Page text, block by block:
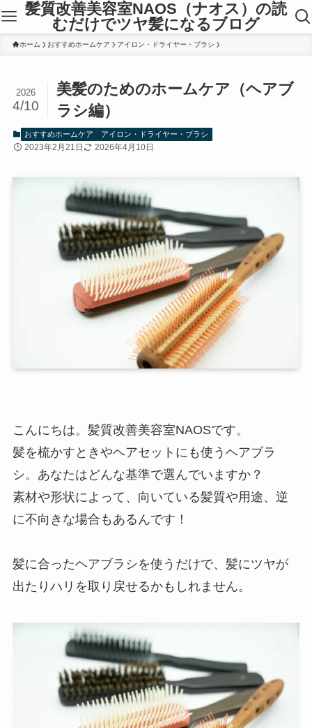
髪質改善美容室NAOS（ナオス）の読
むだけでツヤ髪になるブログ
ホーム おすすめホームケア アイロン・ドライヤー・ブラシ
美髪のためのホームケア（ヘアブ
ラシ編）
2026
4/10
おすすめホームケア アイロン・ドライヤー・ブラシ
2023年2月21日 2026年4月10日
こんにちは。髪質改善美容室NAOSです。
髪を梳かすときやヘアセットにも使うヘアブラ
シ。あなたはどんな基準で選んでいますか？
素材や形状によって、向いている髪質や用途、逆
に不向きな場合もあるんです！
髪に合ったヘアブラシを使うだけで、髪にツヤが
出たりハリを取り戻せるかもしれません。